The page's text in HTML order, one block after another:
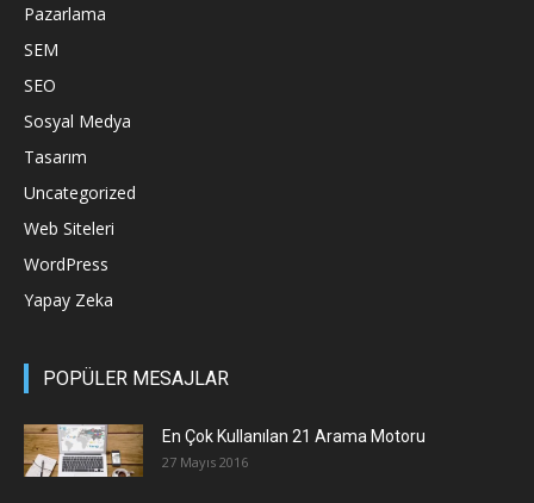
Pazarlama
SEM
SEO
Sosyal Medya
Tasarım
Uncategorized
Web Siteleri
WordPress
Yapay Zeka
POPÜLER MESAJLAR
En Çok Kullanılan 21 Arama Motoru
27 Mayıs 2016